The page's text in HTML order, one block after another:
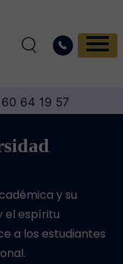
64 19 57
y su
el espíritu
a los estudiantes